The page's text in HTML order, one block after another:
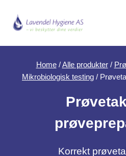
Home / Alle produkter /
Mikrobiologisk testing /
Korrekt